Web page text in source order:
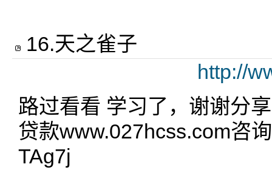
16.天之雀子
http://
路过看看 学习了，谢谢分
贷款www.027hcss.com咨
TAg7j